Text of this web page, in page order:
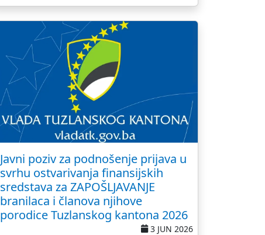
Javni poziv za podnošenje prijava u
svrhu ostvarivanja finansijskih
sredstava za ZAPOŠLJAVANJE
branilaca i članova njihove
porodice Tuzlanskog kantona 2026
3 JUN 2026